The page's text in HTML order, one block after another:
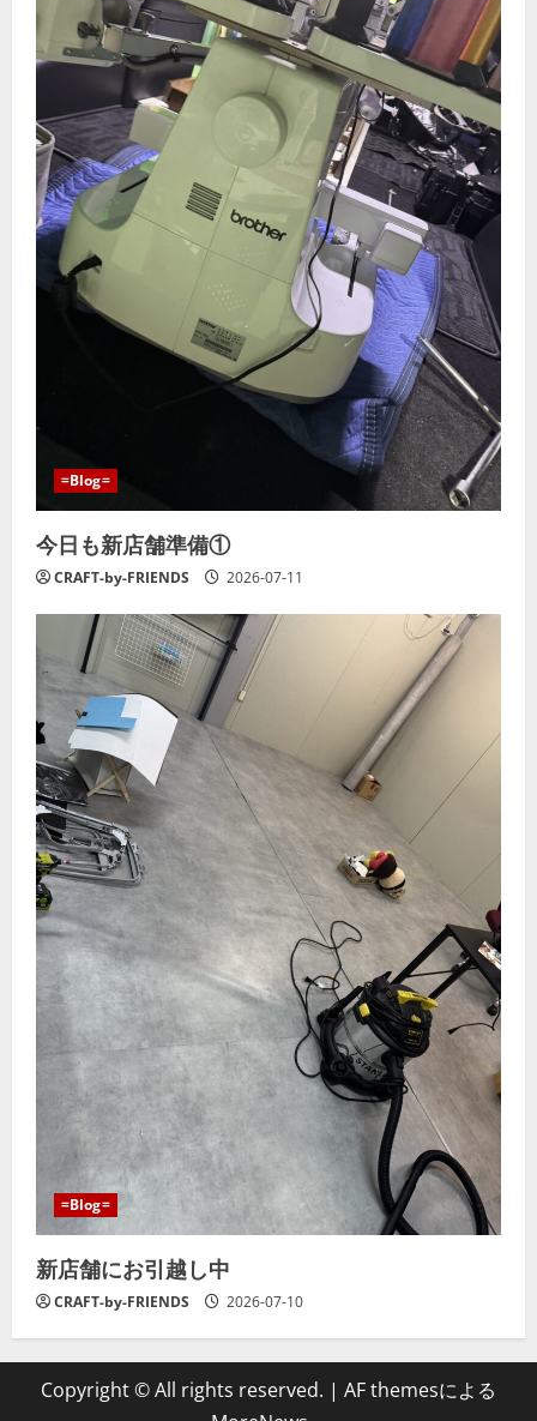
=Blog=
今日も新店舗準備①
CRAFT-by-FRIENDS 2026-07-11
=Blog=
新店舗にお引越し中
CRAFT-by-FRIENDS 2026-07-10
Copyright © All rights reserved. | AF themesによる